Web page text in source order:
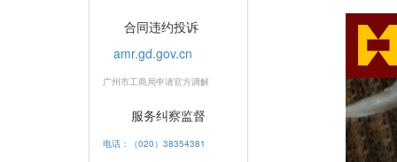
合同违约投诉
amr.gd.gov.cn
广州市工商局申请官方调解
服务纠察监督
电话：（020）38354381